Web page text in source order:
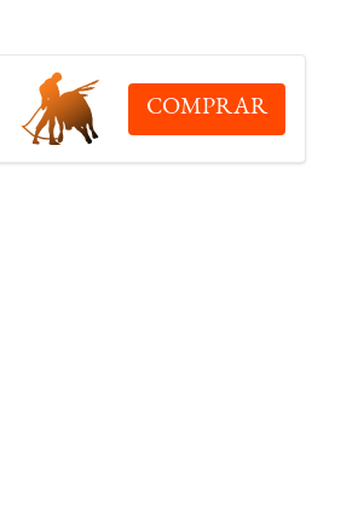
COMPRAR